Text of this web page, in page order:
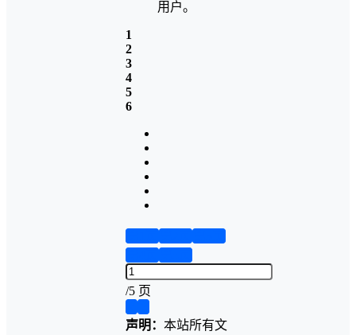
用户。
1
2
3
4
5
6
/5 页
声明： 本站所有文